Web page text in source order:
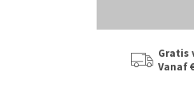
Gratis
Vanaf